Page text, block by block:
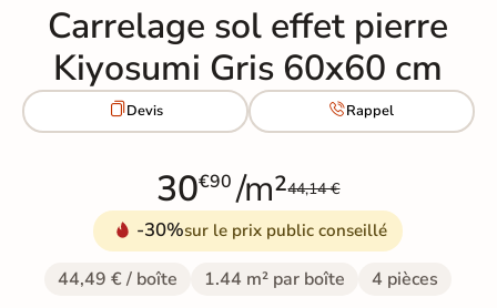
Carrelage sol effet pierre
Kiyosumi Gris 60x60 cm
Devis Rappel
30€90 /m²44,14 €
-30%sur le prix public conseillé
44,49 € / boîte 1.44 m² par boîte 4 pièces